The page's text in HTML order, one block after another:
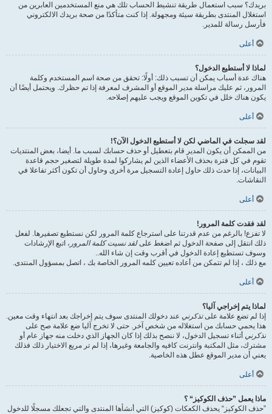
بريدك؟ سبب استعمال طريقة تنشيط الحساب تلك هي منع المستخدمين العابرين من
استغلال المنتدى بطريقة سيئة ومجهولة. إذا كنت متأكدًا من صحة بريدك الالكتروني
فأرسل رسالة للمدير.
أعلى
لماذا لا أستطيع الدخول؟
هناك عدة أسباب يمكن أن تسبب ذلك: أولًا: تحقق من صحة اسم المستخدم وكلمة
المرور، ثم عليك مراسلة مدير الموقع أو المشرف لمعرفة إذا تم حظرك. ويحتمل أيضًا أن
يكون هناك خلل في تكوين الموقع ويجب عليهم إصلاحه.
أعلى
لقد سجلت في الماضي لكن لا أستطيع الدخول الآن؟!
من الممكن أن يكون المدير قام بتعطيل أو حذف حسابك لسبب ما. أيضا، بعض المنتديات
تقوم في كل فترة بحذف الأعضاء الذين لم يشاركوا لمدة طويلة لتصغير حجم قاعدة
البيانات، إذا حدث ذلك حاول إعادة التسجيل مرة أخرى وحاول أن تكون أكثر تفاعلا في
النقاشات.
أعلى
لقد فقدت كلمة المرور!
لا تفزع! بالرغم من عدم قدرتنا على استرجاع كلمة المرور لكن نستطيع تصفيرها. لفعل
ذلك انتقل إلى صفحة الدخول ثم اضغط علىلقد نسيت كلمة المرور ، اتبع الإرشادات
وسوف تستطيع إعادة الدخول في أقرب وقت إن شاء الله..
مع ذلك ، إذا لم تتمكن من أعاده تعيين كلمه المرور الخاصة بك ، اتصل بمسؤول المنتدى.
أعلى
لماذا يتم إخراجي آليا؟
إذا لم تضع علامة علىتذكرني عند دخولك المنتدى سوف يتم إخراجك بعد انتهاء وقت معين.
هذا يحمي حسابك من استغلاله من شخص آخر. حتى لا تخرج آليا ضع علامة صح على
تذكرني أثناء تسجيل الدخول، لا ننصح بذلك إذا كان الجهاز الذي دخلت منه جهاز عام أو
مشترك، مثل المكتبة وانترنت كافيه والجامعة وغيرها، إذا لم تر مربع الاختيار ذلك فذلك
يعني أن مدير الموقع عطل هذه الخاصية.
أعلى
ماذا يعمل ”حذف الكوكيز“ ؟
”حذف الكوكيز“ يحذف الكعكات (كوكيز) التي أنشأها المنتدى والتي تجعلك مسجلًا للدخول